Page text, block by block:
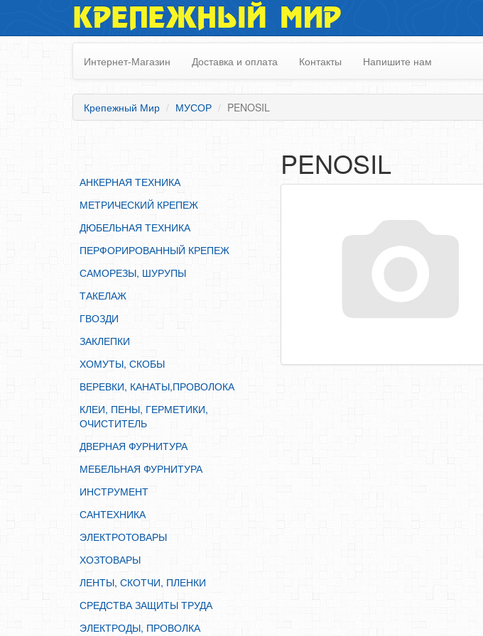
АНКЕРНАЯ ТЕХНИКА
МЕТРИЧЕСКИЙ КРЕПЕЖ
ДЮБЕЛЬНАЯ ТЕХНИКА
ПЕРФОРИРОВАННЫЙ КРЕПЕЖ
САМОРЕЗЫ, ШУРУПЫ
ЗАКЛЕПКИ
ХОМУТЫ, СКОБЫ
ВЕРЕВКИ, КАНАТЫ,ПРОВОЛОКА
КЛЕИ, ПЕНЫ, ГЕРМЕТИКИ, ОЧИСТИТЕЛЬ
ДВЕРНАЯ ФУРНИТУРА
МЕБЕЛЬНАЯ ФУРНИТУРА
ИНСТРУМЕНТ
САНТЕХНИКА
ЭЛЕКТРОТОВАРЫ
ХОЗТОВАРЫ
ЛЕНТЫ, СКОТЧИ, ПЛЕНКИ
СРЕДСТВА ЗАЩИТЫ ТРУДА
ЭЛЕКТРОДЫ, ПРОВОЛКА
КРЕПЕЖНЫЙ МИР
Интернет-Магазин Доставка и оплата Контакты Напишите нам
Крепежный Мир МУСОР PENOSIL
АНКЕРНАЯ ТЕХНИКА
МЕТРИЧЕСКИЙ КРЕПЕЖ
ДЮБЕЛЬНАЯ ТЕХНИКА
ПЕРФОРИРОВАННЫЙ КРЕПЕЖ
САМОРЕЗЫ, ШУРУПЫ
ТАКЕЛАЖ
ГВОЗДИ
ЗАКЛЕПКИ
ХОМУТЫ, СКОБЫ
ВЕРЕВКИ, КАНАТЫ,ПРОВОЛОКА
КЛЕИ, ПЕНЫ, ГЕРМЕТИКИ,
ОЧИСТИТЕЛЬ
ДВЕРНАЯ ФУРНИТУРА
МЕБЕЛЬНАЯ ФУРНИТУРА
ИНСТРУМЕНТ
САНТЕХНИКА
ЭЛЕКТРОТОВАРЫ
ХОЗТОВАРЫ
ЛЕНТЫ, СКОТЧИ, ПЛЕНКИ
СРЕДСТВА ЗАЩИТЫ ТРУДА
ЭЛЕКТРОДЫ, ПРОВОЛКА
PENOSIL